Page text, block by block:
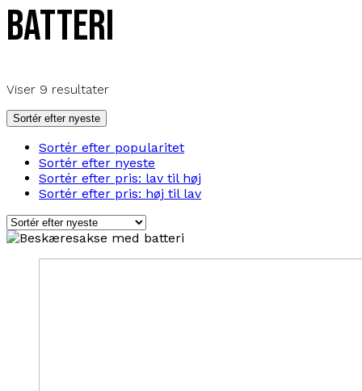
batteri
Viser 9 resultaterSorteret
Sortér efter nyeste
Sortér efter popularitet
Sortér efter nyeste
Sortér efter pris: lav til høj
Sortér efter pris: høj til lav